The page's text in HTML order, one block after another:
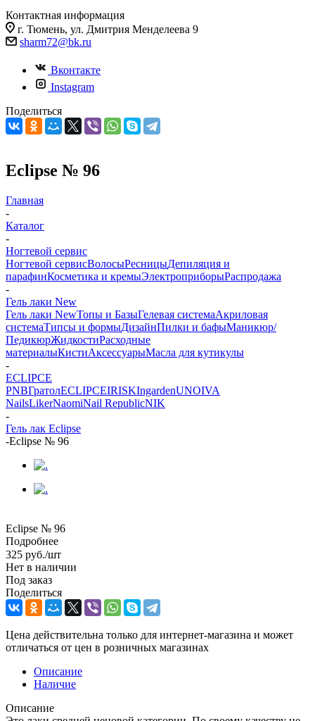
Контактная информация
г. Тюмень, ул. Дмитрия Менделеева 9
sharm72@bk.ru
Вконтакте
Instagram
Поделиться
Eclipse № 96
Главная
-
Каталог
-
Ногтевой сервис
Ногтевой сервисВолосыРесницыДепиляция и
парафинКосметика и кремыЭлектроприборыРаспродажа
-
Гель лаки New
Гель лаки NewТопы и БазыГелевая системаАкриловая
системаТипсы и формыДизайнПилки и бафыМаникюр/
ПедикюрЖидкостиРасходные
материалыКистиАксессуарыМасла для кутикулы
-
ECLIPCE
PNBГратолECLIPCEIRISKIngardenUNOIVA
NailsLikerNaomiNail RepublicNIK
-
Гель лак Eclipse
-Eclipse № 96
Eclipse № 96
Подробнее
325 руб./шт
Нет в наличии
Под заказ
Поделиться
Цена действительна только для интернет-магазина и может
отличаться от цен в розничных магазинах
Описание
Наличие
Описание